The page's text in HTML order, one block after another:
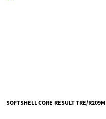
SOFTSHELL CORE RESULT TRE/R209M